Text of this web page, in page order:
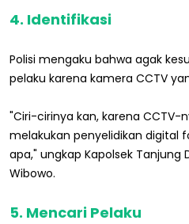
4. Identifikasi
Polisi mengaku bahwa agak
pelaku karena kamera CCTV
"Ciri-cirinya kan, karena CCTV-
melakukan penyelidikan digital
apa," ungkap Kapolsek Tanjung
Wibowo.
5. Mencari Pelaku